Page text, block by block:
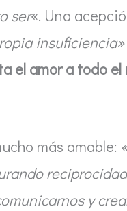
ser«. Una
insuficiencia»
el amor a todo el
más amable:
y